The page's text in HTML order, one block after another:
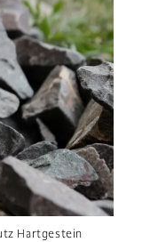
Hartgestein